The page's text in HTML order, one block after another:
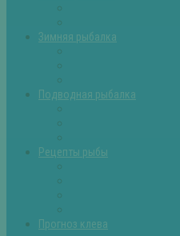
Зимняя рыбалка
Подводная рыбалка
Рецепты рыбы
Прогноз клева